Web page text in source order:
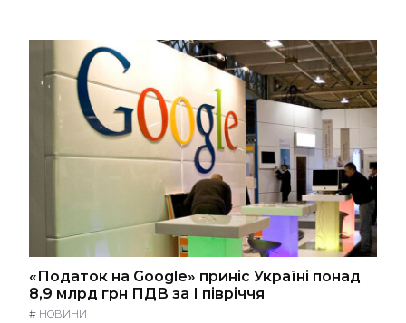
«Податок на Google» приніс Україні понад
8,9 млрд грн ПДВ за І півріччя
# НОВИНИ